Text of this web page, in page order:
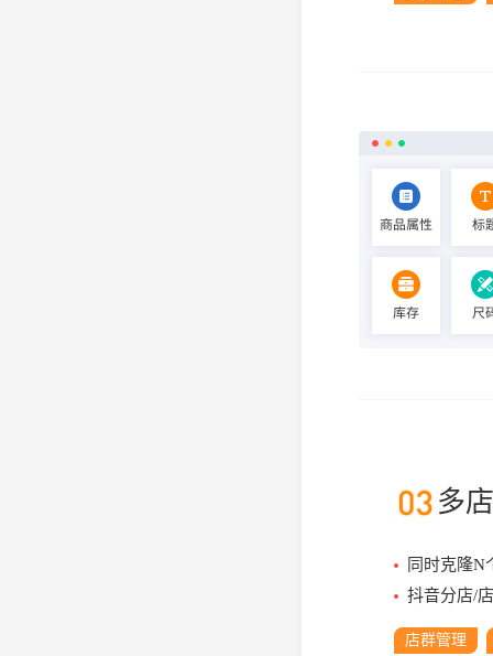
多
同时克隆N
抖音分店/
店群管理